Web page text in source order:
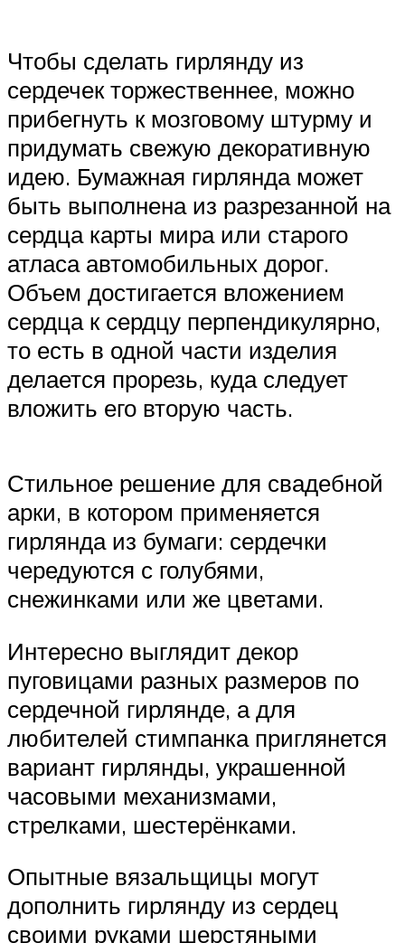
Чтобы сделать гирлянду из
сердечек торжественнее, можно
прибегнуть к мозговому штурму и
придумать свежую декоративную
идею. Бумажная гирлянда может
быть выполнена из разрезанной на
сердца карты мира или старого
атласа автомобильных дорог.
Объем достигается вложением
сердца к сердцу перпендикулярно,
то есть в одной части изделия
делается прорезь, куда следует
вложить его вторую часть.
Стильное решение для свадебной
арки, в котором применяется
гирлянда из бумаги: сердечки
чередуются с голубями,
снежинками или же цветами.
Интересно выглядит декор
пуговицами разных размеров по
сердечной гирлянде, а для
любителей стимпанка приглянется
вариант гирлянды, украшенной
часовыми механизмами,
стрелками, шестерёнками.
Опытные вязальщицы могут
дополнить гирлянду из сердец
своими руками шерстяными